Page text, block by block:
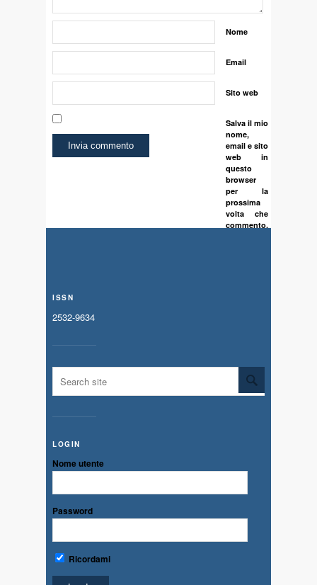
Nome
Email
Sito web
Salva il mio
nome,
email e sito
web in
questo
browser
per la
prossima
volta che
commento.
ISSN
2532-9634
LOGIN
Nome utente
Password
Ricordami